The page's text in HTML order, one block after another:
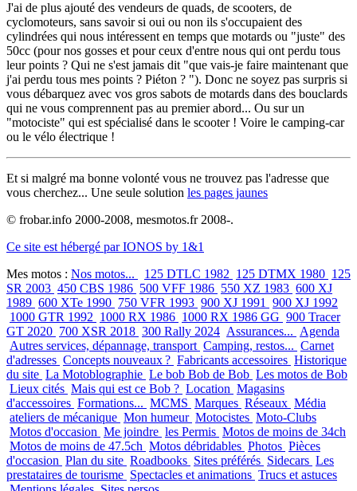
J'ai de plus ajouté des vendeurs de quads, de scooters, de
cyclomoteurs, sans savoir si oui ou non ils s'occupaient des
cylindrées qui nous intéressent en temps que motards ou "juste" des
50cc (pour nos gosses et pour ceux d'entre nous qui ont perdu tous
leur points ? Qui ne s'est jamais dit "que vais-je faire maintenant que
j'ai perdu tous mes points ? Piéton ? "). Donc ne soyez pas surpris si
vous débarquez avec vos gros sabots de motards dans des bouclards
qui ne vous comprennent pas au premier abord... Ou sur un
"motociste" qui est spécialisé dans le scooter ! Voire le camping-car
ou le vélo électrique !
Et si malgré ma bonne volonté vous ne trouvez pas l'adresse que
vous cherchez... Une seule solution les pages jaunes
© frobar.info 2000-2008, mesmotos.fr 2008-.
Ce site est hébergé par IONOS by 1&1
Mes motos : Nos motos... 125 DTLC 1982 125 DTMX 1980 125
SR 2003 450 CBS 1986 500 VFF 1986 550 XZ 1983 600 XJ
1989 600 XTe 1990 750 VFR 1993 900 XJ 1991
900 XJ 1992
1000 GTR 1992 1000 RX 1986 1000 RX 1986 GG 900 Tracer
GT 2020 700 XSR 2018 300 Rally 2024 Assurances... Agenda
Autres services, dépannage, transport Camping, restos... Carnet
d'adresses Concepts nouveaux ? Fabricants accessoires Historique
du site La Motoblographie Le bob Bob de Bob Les motos de Bob
Lieux cités Mais qui est ce Bob ? Location Magasins
d'accessoires Formations... MCMS Marques Réseaux Média
ateliers de mécanique Mon humeur Motocistes Moto-Clubs
Motos d'occasion Me joindre les Permis Motos de moins de 34ch
Motos de moins de 47.5ch Motos débridables Photos Pièces
d'occasion Plan du site Roadbooks Sites préférés Sidecars Les
prestataires de tourisme Spectacles et animations Trucs et astuces